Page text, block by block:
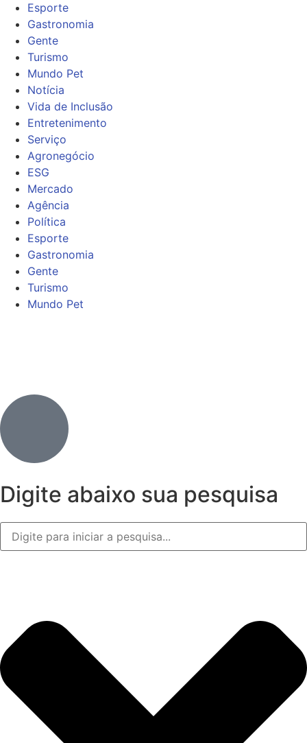
Esporte
Gastronomia
Gente
Turismo
Mundo Pet
Notícia
Vida de Inclusão
Entretenimento
Serviço
Agronegócio
ESG
Mercado
Agência
Política
Esporte
Gastronomia
Gente
Turismo
Mundo Pet
Digite abaixo sua pesquisa